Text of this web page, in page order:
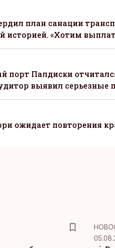
план санации
историей. «Хотим
порт Палдиски
выявил серьезные
ожидает повторения